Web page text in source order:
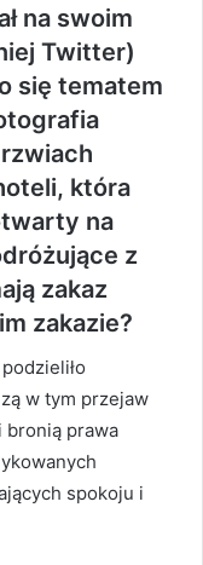
na swoim
Twitter)
się tematem
która
na
z
zakaz
zakazie?
w tym przejaw
bronią prawa
spokoju i